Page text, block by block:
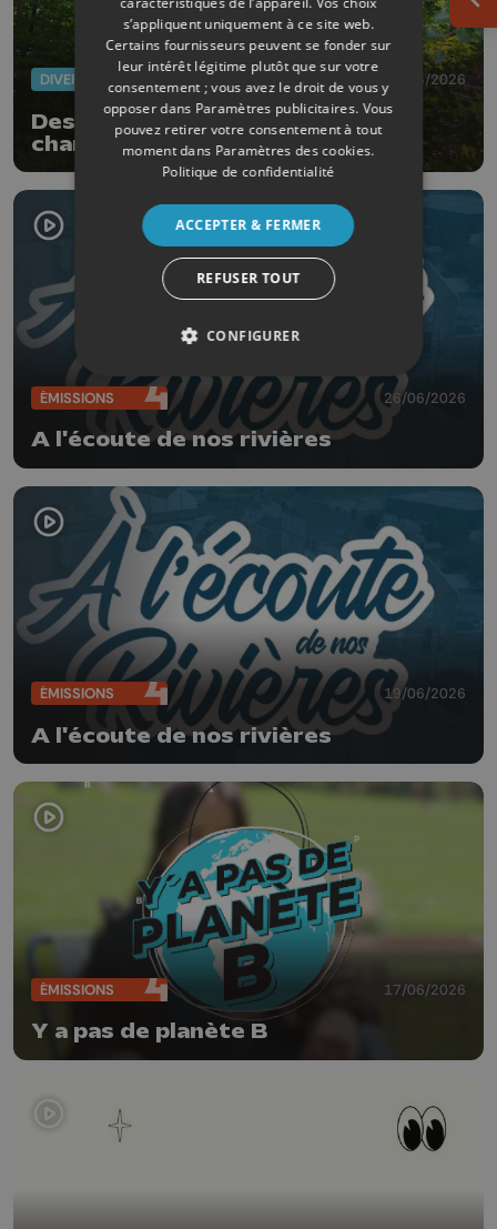
DIVERS 30/06/2026
Des forêts adaptées aux
changements climatiques
ÉMISSIONS 26/06/2026
A l'écoute de nos rivières
ÉMISSIONS 19/06/2026
A l'écoute de nos rivières
ÉMISSIONS 17/06/2026
Y a pas de planète B
s’appliquent uniquement à ce site web.
Certains fournisseurs peuvent se fonder sur
leur intérêt légitime plutôt que sur votre
consentement ; vous avez le droit de vous y
opposer dans Paramètres publicitaires. Vous
pouvez retirer votre consentement à tout
moment dans Paramètres des cookies.
Politique de confidentialité
ACCEPTER & FERMER
REFUSER TOUT
CONFIGURER